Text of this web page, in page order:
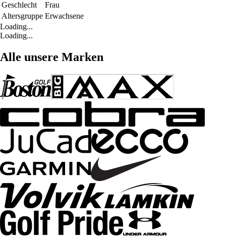
Geschlecht
Frau
Altersgruppe Erwachsene
Loading...
Loading...
Alle unsere Marken